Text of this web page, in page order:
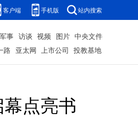
客户端 手机版 站内搜索
军事 访谈 视频 图片 中央文件
路 亚太网 上市公司 投教基地
点亮书